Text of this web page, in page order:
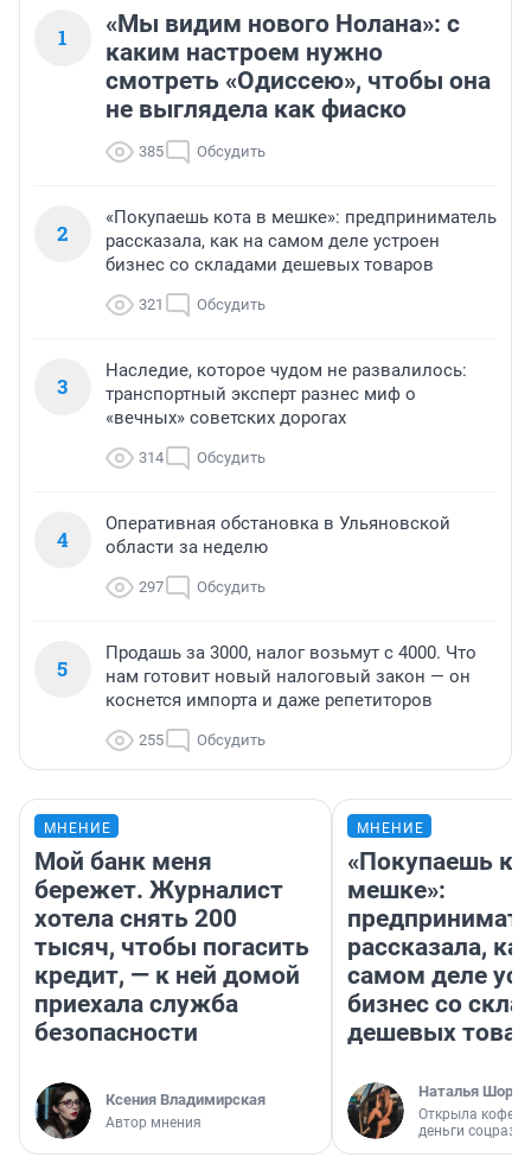
1
«Мы видим нового Нолана»: с
каким настроем нужно
смотреть «Одиссею», чтобы она
не выглядела как фиаско
385 Обсудить
2
«Покупаешь кота в мешке»: предприниматель
рассказала, как на самом деле устроен
бизнес со складами дешевых товаров
321 Обсудить
3
Наследие, которое чудом не развалилось:
транспортный эксперт разнес миф о
«вечных» советских дорогах
314 Обсудить
4
Оперативная обстановка в Ульяновской
области за неделю
297 Обсудить
5
Продашь за 3000, налог возьмут с 4000. Что
нам готовит новый налоговый закон — он
коснется импорта и даже репетиторов
255 Обсудить
МНЕНИЕ
Мой банк меня
бережет. Журналист
хотела снять 200
тысяч, чтобы погасить
кредит, — к ней домой
приехала служба
безопасности
Ксения Владимирская
Автор мнения
МНЕНИЕ
«Покупаешь
мешке»:
рассказала,
самом деле
бизнес со
дешевых
Наталья
Открыла
деньги